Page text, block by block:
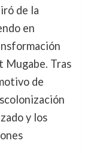
de la
en
Mugabe. Tras
de
y los